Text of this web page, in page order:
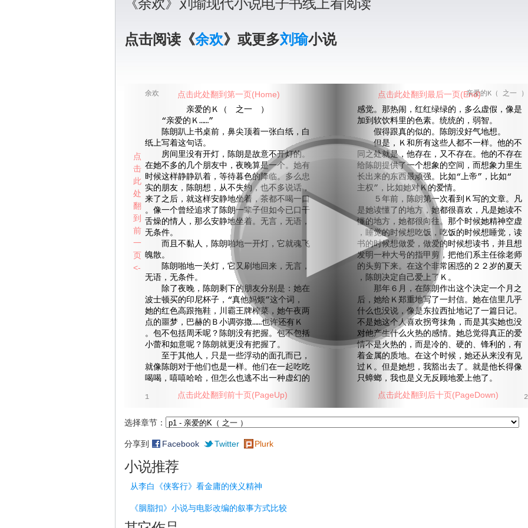
《余欢》刘瑜现代小说电子书线上看阅读
点击阅读《余欢》或更多刘瑜小说
余欢 亲爱的K（ 之一 ）
亲爱的Ｋ（ 之一 ）
“亲爱的Ｋ……”
陈朗趴上书桌前，鼻尖顶着一张白纸，白
纸上写着这句话。
房间里没有开灯，陈朗是故意不开灯的。
在她不多的几个朋友中，夜晚算是一个。她有
时候这样静静趴着，等待暮色的降临。多么忠
实的朋友，陈朗想，从不失约，也不多说话，
来了之后，就这样安静地坐着，茶都不喝一口
。像一个曾经追求了陈朗一辈子但如今已口干
舌燥的情人，那么安静地坐着。无言，无语，
无条件。
而且不黏人，陈朗啪地一开灯，它就魂飞
魄散。
陈朗啪地一关灯，它又刷地回来，无言，
无语，无条件。
除了夜晚，陈朗剩下的朋友分别是：她在
波士顿买的印尼杯子，“真他妈烦”这个词，
她的红色高跟拖鞋，川霸王牌榨菜，她午夜两
点的噩梦，巴赫的Ｂ小调弥撒……也许还有Ｋ
。包不包括周禾呢？陈朗没有把握。包不包括
小蕾和如意呢？陈朗就更没有把握了。
至于其他人，只是一些浮动的面孔而已，
就像陈朗对于他们也是一样。他们在一起吃吃
喝喝，嘻嘻哈哈，但怎么也逃不出一种虚幻的
感觉。那热闹，红红绿绿的，多么虚假，像是
加到软饮料里的色素。统统的，弱智。
假得跟真的似的。陈朗没好气地想。
但是，Ｋ和所有这些人都不一样。他的不
同之处就是，他存在，又不存在。他的不存在
给陈朗提供了一个想象的空间，而想象力里生
长出来的东西最顽强。比如“上帝”，比如“
主权”，比如她对Ｋ的爱情。
５年前，陈朗第一次看到Ｋ写的文章。凡
是她读懂了的地方，她都很喜欢，凡是她读不
懂的地方，她都很向往。那个时候她精神空虚
，睡觉的时候想吃饭，吃饭的时候想睡觉，读
书的时候想做爱，做爱的时候想读书，并且想
发明一种大号的指甲剪，把他们系主任徐老师
的头剪下来。在这个非常困惑的２２岁的夏天
，陈朗决定自己爱上了Ｋ。
那年６月，在陈朗作出这个决定一个月之
后，她给Ｋ郑重地写了一封信。她在信里几乎
什么也没说，像是东拉西扯地记了一篇日记。
不是她这个人喜欢拐弯抹角，而是其实她也没
对他产生什么火热的感情。她总觉得真正的爱
情不是火热的，而是冷的、硬的、锋利的，有
着金属的质地。在这个时候，她还从来没有见
过Ｋ。但是她想，我豁出去了。就是他长得像
只蟑螂，我也是义无反顾地爱上他了。
1 2
选择章节：
分享到 Facebook Twitter Plurk
点击此处翻到第一页(Home) 点击此处翻到最后一页(End)
点击此处翻到前十页(PageUp) 点击此处翻到后十页(PageDown)
点
击
此
处
翻
到
前
一
页
<-
小说推荐
从李白《侠客行》看金庸的侠义精神
《胭脂扣》小说与电影改编的叙事方式比较